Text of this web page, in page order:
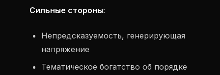
Сильные стороны:
Непредсказуемость, генерирующая
напряжение
Тематическое богатство об порядке